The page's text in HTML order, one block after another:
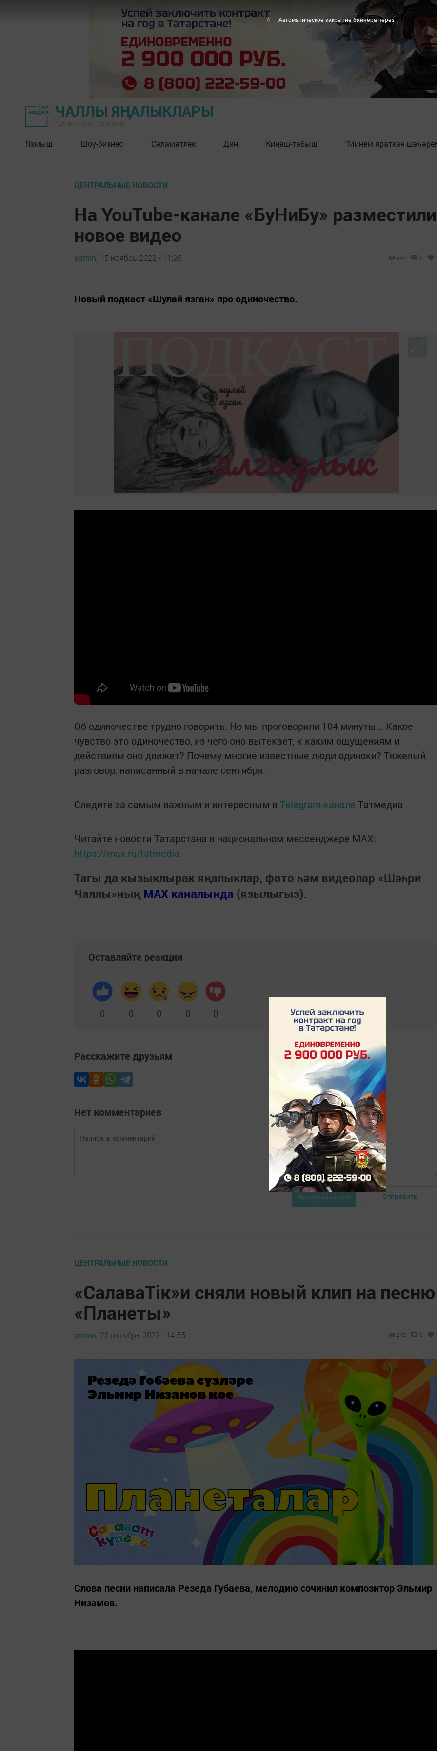
ЧАЛЛЫ ЯҢАЛЫКЛАРЫ
Язмыш Шоу-бизнес Сәламәтлек Дин Киңәш-табыш "Минем яраткан
ЦЕНТРАЛЬНЫЕ НОВОСТИ
На YouTube-канале «БуНиБу» разместили
новое видео
admin, 15 ноябрь 2022 - 11:26 203 0
Новый подкаст «Шулай язган» про одиночество.
Об одиночестве трудно говорить. Но мы проговорили 104 минуты... Какое
чувство это одиночество, из чего оно вытекает, к каким ощущениям и
действиям оно движет? Почему многие известные люди одиноки? Тяжелый
разговор, написанный в начале сентября.
Следите за самым важным и интересным в Telegram-канале Татмедиа
Читайте новости Татарстана в национальном мессенджере MАХ:
https://max.ru/tatmedia
Тагы да кызыклырак яңалыклар, фото һәм видеолар «Шәһри
Чаллы»ның MAX каналында (язылыгыз).
Оставляйте реакции
0 0 0 0 0
Расскажите друзьям
Нет комментариев
Авторизоваться Отправить
ЦЕНТРАЛЬНЫЕ НОВОСТИ
«СалаваТік»и сняли новый клип на песню
«Планеты»
admin, 26 октябрь 2022 - 14:55 242 0
Слова песни написала Резеда Губаева, мелодию сочинил композитор Эльмир
Низамов.
3 Автоматическое закрытие баннера через